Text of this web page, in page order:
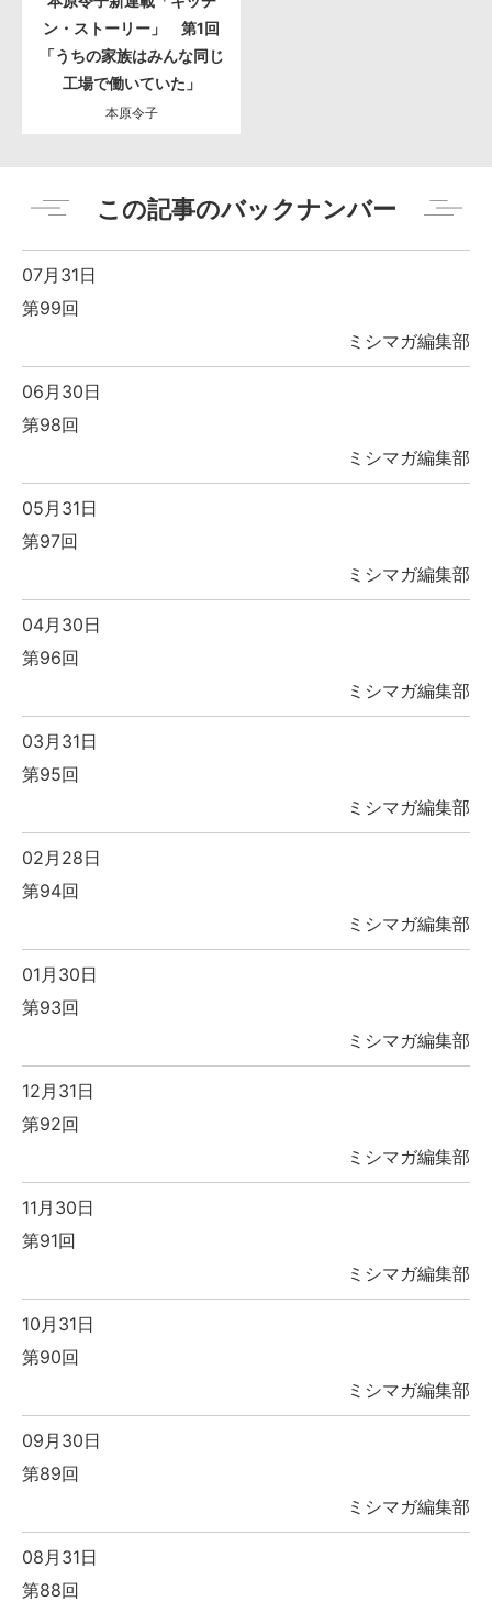
ン・ストーリー」 第1回
「うちの家族はみんな同じ
工場で働いていた」
本原令子
この記事のバックナンバー
07月31日
第99回
ミシマガ編集部
06月30日
第98回
ミシマガ編集部
05月31日
第97回
ミシマガ編集部
04月30日
第96回
ミシマガ編集部
03月31日
第95回
ミシマガ編集部
02月28日
第94回
ミシマガ編集部
01月30日
第93回
ミシマガ編集部
12月31日
第92回
ミシマガ編集部
11月30日
第91回
ミシマガ編集部
10月31日
第90回
ミシマガ編集部
09月30日
第89回
ミシマガ編集部
08月31日
第88回